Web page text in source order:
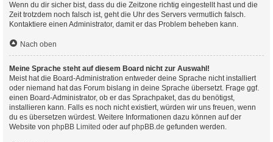
Wenn du dir sicher bist, dass du die Zeitzone richtig eingestellt hast und die
Zeit trotzdem noch falsch ist, geht die Uhr des Servers vermutlich falsch.
Kontaktiere einen Administrator, damit er das Problem beheben kann.
Nach oben
Meine Sprache steht auf diesem Board nicht zur Auswahl!
Meist hat die Board-Administration entweder deine Sprache nicht installiert
oder niemand hat das Forum bislang in deine Sprache übersetzt. Frage ggf.
einen Board-Administrator, ob er das Sprachpaket, das du benötigst,
installieren kann. Falls es noch nicht existiert, würden wir uns freuen, wenn
du es übersetzen würdest. Weitere Informationen dazu können auf der
Website von phpBB Limited oder aufphpBB.de gefunden werden.